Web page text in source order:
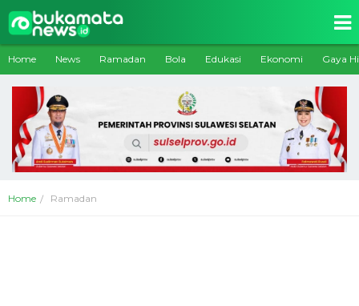
Home News Ramadan Bola Edukasi Ekonomi Gaya
Home Ramadan